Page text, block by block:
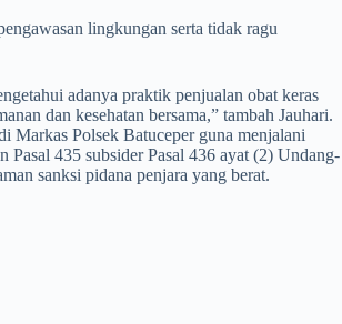
lingkungan serta tidak ragu
adanya praktik penjualan obat keras
dan kesehatan bersama,” tambah Jauhari.
Markas Polsek Batuceper guna menjalani
435 subsider Pasal 436 ayat (2) Undang-
sanksi pidana penjara yang berat.